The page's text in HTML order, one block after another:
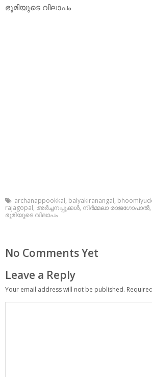
ഭൂമിയുടെ വിലാപം
archanappookkal, balyakiranangal,
rajagopal, അര്‍ച്ചനപ്പൂക്കള്‍, നിര്‍മ്മലാ രാജഗോപാല്‍,
ഭൂമിയുടെ വിലാപം
No Comments Yet
Leave a Reply
Your email address will not be published.